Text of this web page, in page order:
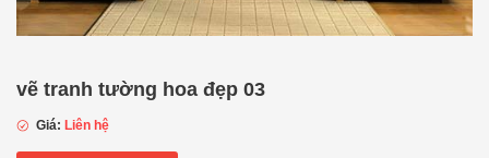
vẽ tranh tường hoa đẹp 03
Giá: Liên hệ